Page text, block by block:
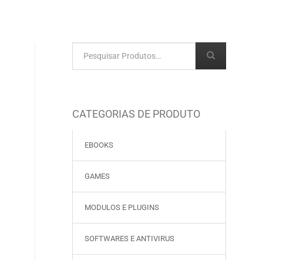
CATEGORIAS DE PRODUTO
EBOOKS
GAMES
MODULOS E PLUGINS
SOFTWARES E ANTIVIRUS